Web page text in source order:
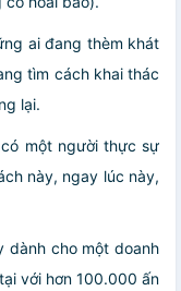
ai đang thèm khát
tìm cách khai thác
lại.
một người thực sự
này, ngay lúc này,
dành cho một doanh
với hơn 100.000 ấn